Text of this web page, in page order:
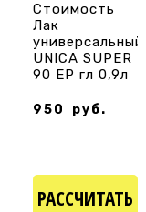
Стоимость
Лак
универсальный
UNICA SUPER
90 EP гл 0,9л
950 руб.
РАССЧИТАТЬ